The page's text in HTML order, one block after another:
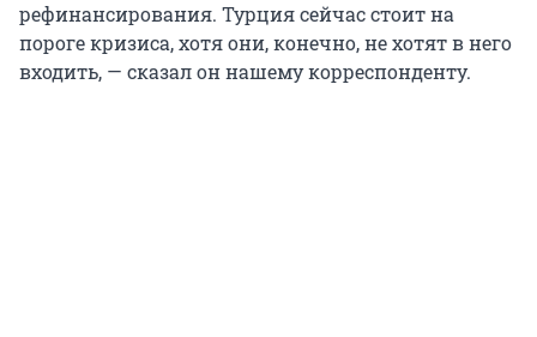
рефинансирования. Турция сейчас стоит на
пороге кризиса, хотя они, конечно, не хотят в него
входить, — сказал он нашему корреспонденту.